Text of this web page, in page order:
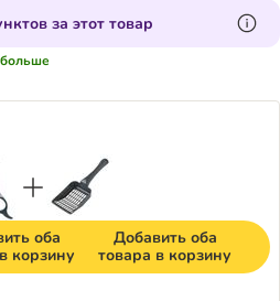
за этот товар
оба
корзину
Добавить оба
товара в корзину